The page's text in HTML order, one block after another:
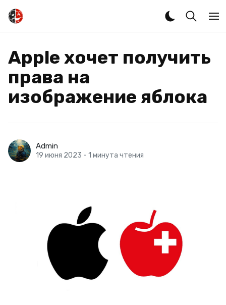
Apple хочет получить
права на
изображение яблока
Admin
19 июня 2023 • 1 минута чтения